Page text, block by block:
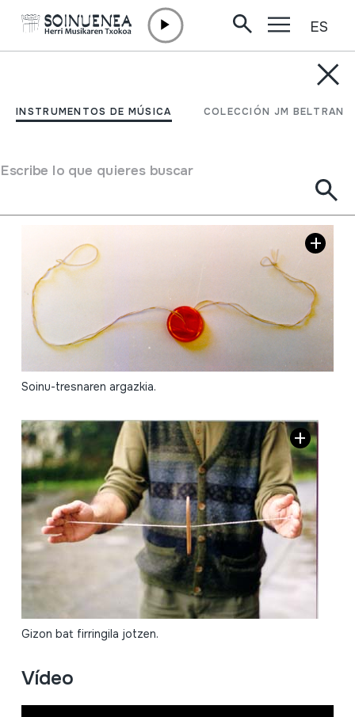
INSTRUMENTOS DE MÚSICA COLECCIÓN JM BELTRAN
Escribe lo que quieres buscar
ES
FIRRINGILA; BOTOIA
Tipo de Instrumento de música
Soinu-tresnaren argazkia.
Gizon bat firringila jotzen.
Vídeo